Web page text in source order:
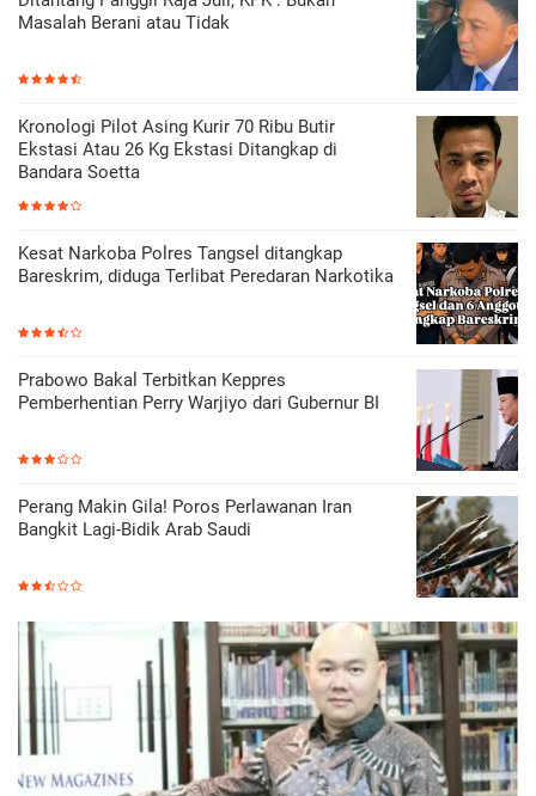
Masalah Berani atau Tidak
Kronologi Pilot Asing Kurir 70 Ribu Butir
Ekstasi Atau 26 Kg Ekstasi Ditangkap di
Bandara Soetta
Kesat Narkoba Polres Tangsel ditangkap
Bareskrim, diduga Terlibat Peredaran Narkotika
Prabowo Bakal Terbitkan Keppres
Pemberhentian Perry Warjiyo dari Gubernur BI
Perang Makin Gila! Poros Perlawanan Iran
Bangkit Lagi-Bidik Arab Saudi